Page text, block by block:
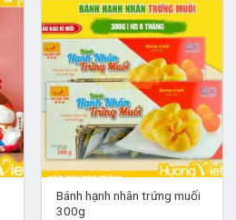
Bánh hạnh nhân trứng muối
300g